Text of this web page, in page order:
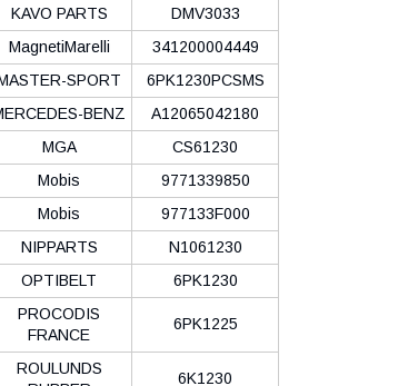
KAVO PARTS
DMV3033
MagnetiMarelli
341200004449
SPORT
6PK1230PCSMS
BENZ
A12065042180
MGA
CS61230
Mobis
9771339850
Mobis
977133F000
NIPPARTS
N1061230
OPTIBELT 6PK1230
PROCODIS
FRANCE
6PK1225
ROULUNDS
6K1230